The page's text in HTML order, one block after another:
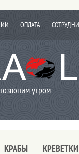
ОПЛАТА
утром
КРАБЫ КРЕВЕТКИ